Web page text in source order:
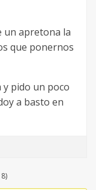
un apretona la
que ponernos
y pido un poco
a basto en